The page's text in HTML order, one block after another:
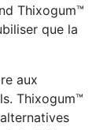
Thixogum™
que la
aux
Thixogum™